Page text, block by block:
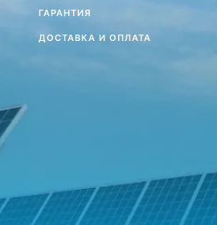
ГАРАНТИЯ
ДОСТАВКА И ОПЛАТА